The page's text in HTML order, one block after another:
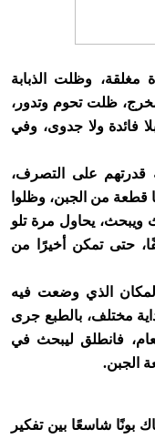
مغلقة، وظلت الذبابة
ظلت تحوم وتدور،
فائدة ولا جدوى، وفي
قدرتهم على التصرف،
قطعة من الجبن، وظلوا
ويبحث، يحاول مرة تلو
حتى تمكن أخيرًا من
المكان الذي وضعت فيه
مختلف، بالطبع جرى
فانطلق ليبحث في
الجبن.
بونًا شاسعًا بين تفكير